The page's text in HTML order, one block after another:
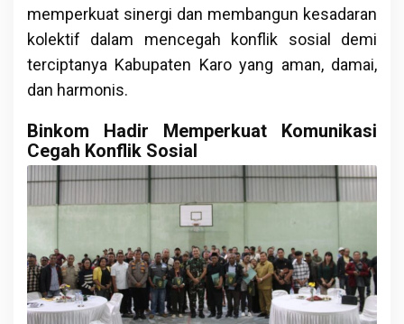
memperkuat sinergi dan membangun kesadaran
kolektif dalam mencegah konflik sosial demi
terciptanya Kabupaten Karo yang aman, damai,
dan harmonis.
Binkom Hadir Memperkuat Komunikasi
Cegah Konflik Sosial